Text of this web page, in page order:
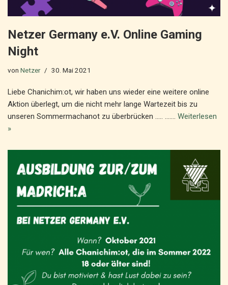
Netzer Germany e.V. Online Gaming
Night
von Netzer 30. Mai 2021
Liebe Chanichim:ot, wir haben uns wieder eine weitere online
Aktion überlegt, um die nicht mehr lange Wartezeit bis zu
unseren Sommermachanot zu überbrücken ….. ….… Weiterlesen
»